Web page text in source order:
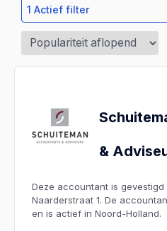
1 Actief filter
&
Deze accountant is gevestigd
Naarderstraat 1. De
en is actief in Noord-Holland.